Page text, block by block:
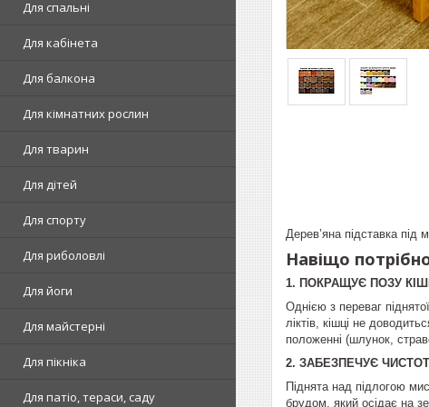
Для спальні
Для кабінета
Для балкона
Для кімнатних рослин
Для тварин
Для дітей
Для спорту
Для риболовлі
Для йоги
Для майстерні
Для пікніка
Для патіо, тераси, саду
Дерев’яна підставка
Навіщо
1. ПОКРАЩУЄ ПОЗУ
Однією з переваг
ліктів, кішці не
положенні (шлунок,
2. ЗАБЕЗПЕЧУЄ
Піднята над підлогою
брудом, який осідає на